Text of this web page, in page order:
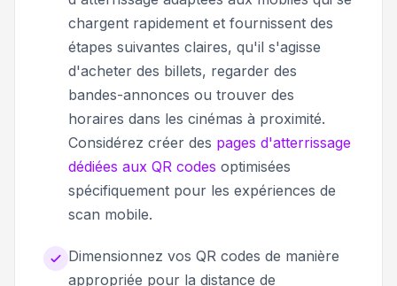
chargent rapidement et fournissent des
étapes suivantes claires, qu'il s'agisse
d'acheter des billets, regarder des
bandes-annonces ou trouver des
horaires dans les cinémas à proximité.
Considérez créer des pages d'atterrissage
dédiées aux QR codes optimisées
spécifiquement pour les expériences de
scan mobile.
Dimensionnez vos QR codes de manière
appropriée pour la distance de